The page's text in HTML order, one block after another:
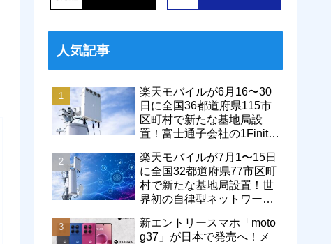
人気記事
楽天モバイルが6月16〜30
日に全国36都道府県115市
区町村で新たな基地局設
置！富士通子会社の1Finity
エリアが拡大
楽天モバイルが7月1〜15日
に全国32都道府県77市区町
村で新たな基地局設置！世
界初の自律型ネットワーク
通信品質も改善
新エントリースマホ「moto
g37」が日本で発売へ！メ